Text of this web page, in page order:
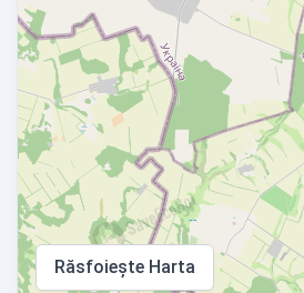
Răsfoiește Harta